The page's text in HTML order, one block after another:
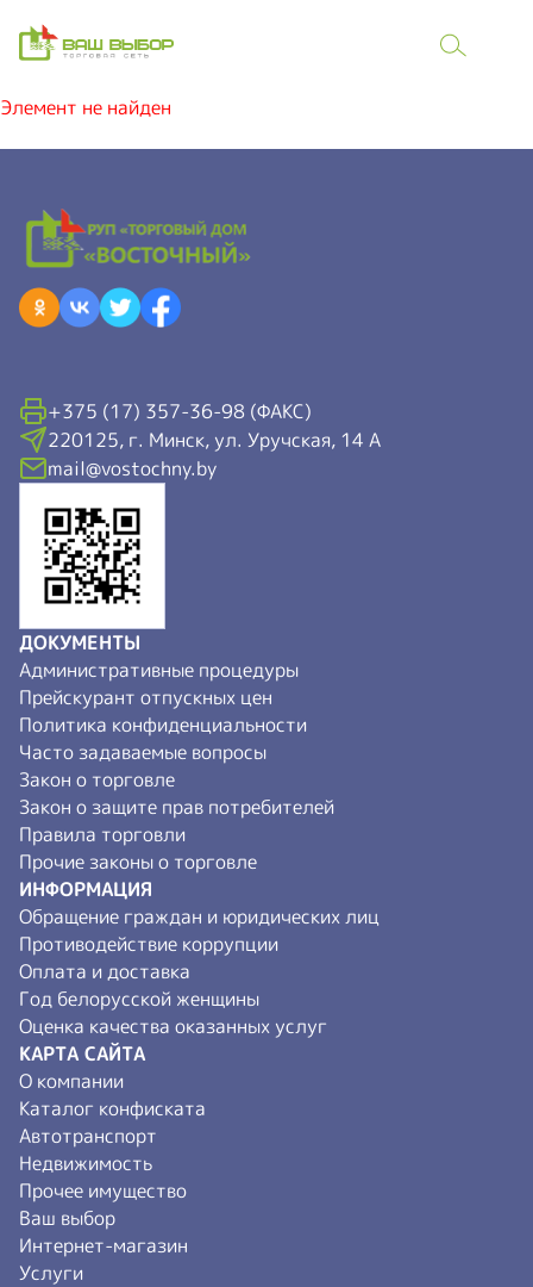
Элемент не найден
+375 (17) 357-36-98 (ФАКС)
220125, г. Минск, ул. Уручская, 14 А
mail@vostochny.by
ДОКУМЕНТЫ
Административные процедуры
Прейскурант отпускных цен
Политика конфиденциальности
Часто задаваемые вопросы
Закон о торговле
Закон о защите прав потребителей
Правила торговли
Прочие законы о торговле
ИНФОРМАЦИЯ
Обращение граждан и юридических лиц
Противодействие коррупции
Оплата и доставка
Год белорусской женщины
Оценка качества оказанных услуг
КАРТА САЙТА
О компании
Каталог конфиската
Автотранспорт
Недвижимость
Прочее имущество
Ваш выбор
Интернет-магазин
Услуги